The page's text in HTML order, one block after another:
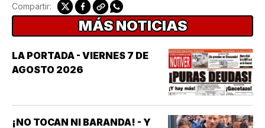
Compartir:
MÁS NOTICIAS
LA PORTADA - VIERNES 7 DE
AGOSTO 2026
¡NO TOCAN NI BARANDA! - Y